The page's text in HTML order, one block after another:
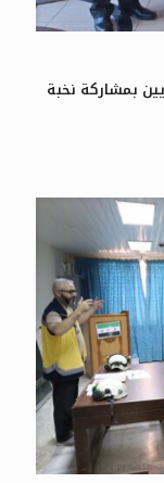
بمشاركة نخبة